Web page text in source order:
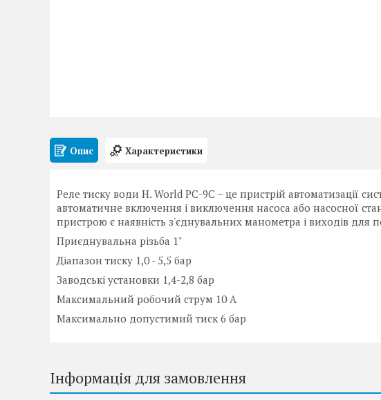
Опис Характеристики
Реле тиску води H. World PC-9С – це пристрій автоматизації
автоматичне включення і виключення насоса або насосної
пристрою є наявність з'єднувальних манометра і виходів для
Приєднувальна різьба 1"
Діапазон тиску 1,0 - 5,5 бар
Заводські установки 1,4-2,8 бар
Максимальний робочий струм 10 А
Максимально допустимий тиск 6 бар
Інформація для замовлення